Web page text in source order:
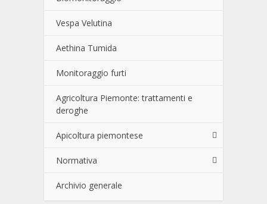
Vespa Velutina
Aethina Tumida
Monitoraggio furti
Agricoltura Piemonte: trattamenti e
deroghe
Apicoltura piemontese
Normativa
Archivio generale